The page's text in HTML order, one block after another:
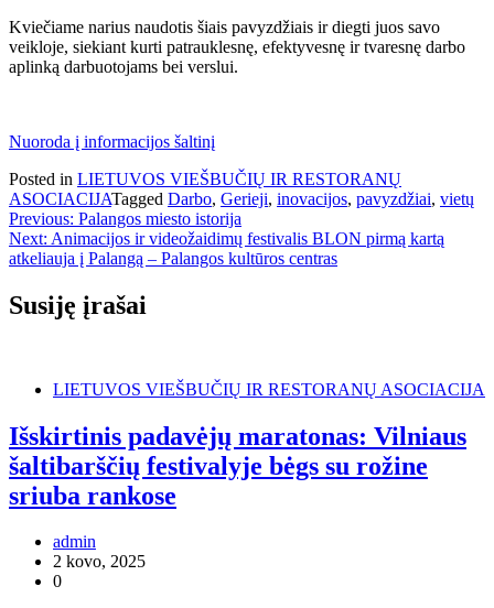
Kviečiame narius naudotis šiais pavyzdžiais ir diegti juos savo
veikloje, siekiant kurti patrauklesnę, efektyvesnę ir tvaresnę darbo
aplinką darbuotojams bei verslui.
Nuoroda į informacijos šaltinį
Posted in LIETUVOS VIEŠBUČIŲ IR RESTORANŲ
ASOCIACIJATagged Darbo, Gerieji, inovacijos, pavyzdžiai, vietų
Navigacija
tarp
Previous: Palangos miesto istorija
Next: Animacijos ir videožaidimų festivalis BLON pirmą kartą
atkeliauja į Palangą – Palangos kultūros centras
Susiję įrašai
LIETUVOS VIEŠBUČIŲ IR RESTORANŲ ASOCIACIJA
Išskirtinis padavėjų maratonas: Vilniaus
šaltibarščių festivalyje bėgs su rožine
sriuba rankose
admin
2 kovo, 2025
0